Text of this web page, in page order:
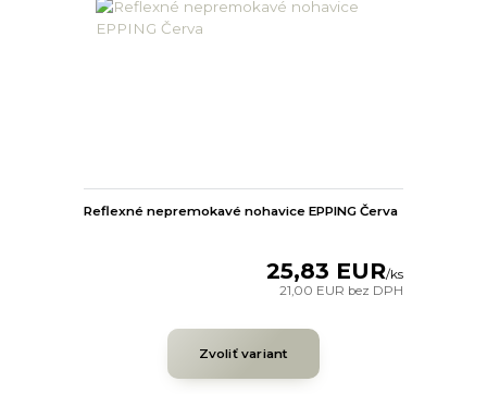
Reflexné nepremokavé nohavice EPPING Červa
25,83 EUR/ks
21,00 EUR bez DPH
Zvoliť variant